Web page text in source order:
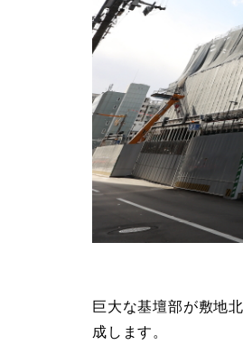
巨大な基壇部が敷地
成します。